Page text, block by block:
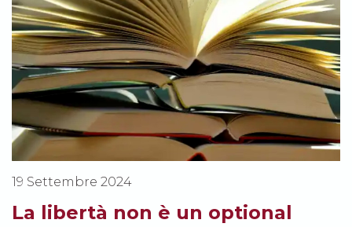
19 Settembre 2024
La libertà non è un optional